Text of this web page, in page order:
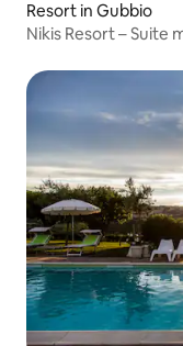
Resort in Gubbio
Nikis Resort – Suite